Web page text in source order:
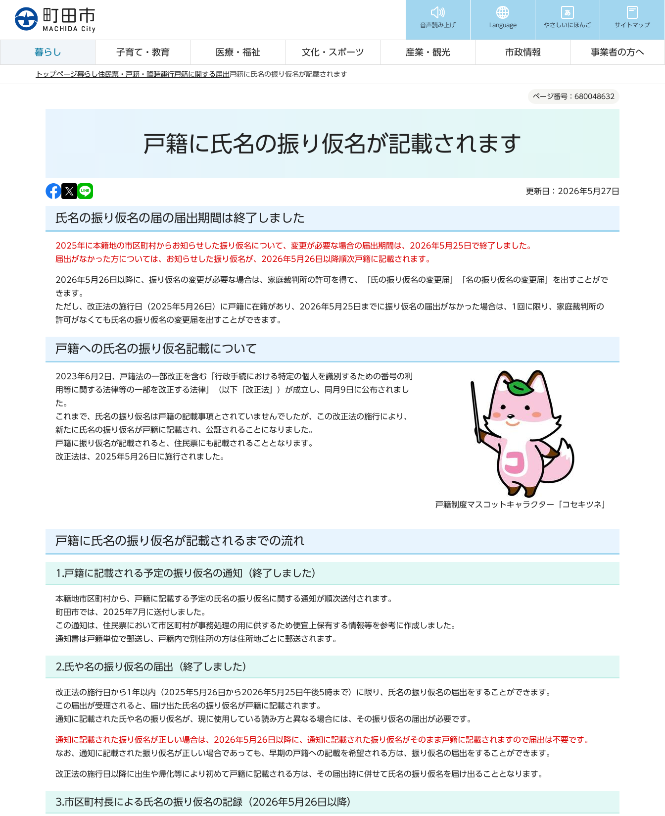
先
音声読み上げ Language やさしいにほんご サイトマップ
暮らし 子育て・教育 医療・福祉 文化・スポーツ 産業・観光 市政情報 事業者の方へ
トップページ暮らし住民票・戸籍・臨時運行戸籍に関する届出戸籍に氏名の振り仮名が記載されます
ページ番号：680048632
戸籍に氏名の振り仮名が記載されます
更新日：2026年5月27日
氏名の振り仮名の届の届出期間は終了しました
2025年に本籍地の市区町村からお知らせした振り仮名について、変更が必要な場合の届出期間は、2026年5月25日で終了しました。
届出がなかった方については、お知らせした振り仮名が、2026年5月26日以降順次戸籍に記載されます。
2026年5月26日以降に、振り仮名の変更が必要な場合は、家庭裁判所の許可を得て、「氏の振り仮名の変更届」「名の振り仮名の変更届」を出すことがで
きます。
ただし、改正法の施行日（2025年5月26日）に戸籍に在籍があり、2026年5月25日までに振り仮名の届出がなかった場合は、1回に限り、家庭裁判所の
許可がなくても氏名の振り仮名の変更届を出すことができます。
戸籍への氏名の振り仮名記載について
戸籍制度マスコットキャラクター「コセキツネ」
2023年6月2日、戸籍法の一部改正を含む「行政手続における特定の個人を識別するための番号の利
用等に関する法律等の一部を改正する法律」（以下「改正法」）が成立し、同月9日に公布されまし
た。
これまで、氏名の振り仮名は戸籍の記載事項とされていませんでしたが、この改正法の施行により、
新たに氏名の振り仮名が戸籍に記載され、公証されることになりました。
戸籍に振り仮名が記載されると、住民票にも記載されることとなります。
改正法は、2025年5月26日に施行されました。
戸籍に氏名の振り仮名が記載されるまでの流れ
1.戸籍に記載される予定の振り仮名の通知（終了しました）
本籍地市区町村から、戸籍に記載する予定の氏名の振り仮名に関する通知が順次送付されます。
町田市では、2025年7月に送付しました。
この通知は、住民票において市区町村が事務処理の用に供するため便宜上保有する情報等を参考に作成しました。
通知書は戸籍単位で郵送し、戸籍内で別住所の方は住所地ごとに郵送されます。
2.氏や名の振り仮名の届出（終了しました）
改正法の施行日から1年以内（2025年5月26日から2026年5月25日午後5時まで）に限り、氏名の振り仮名の届出をすることができます。
この届出が受理されると、届け出た氏名の振り仮名が戸籍に記載されます。
通知に記載された氏や名の振り仮名が、現に使用している読み方と異なる場合には、その振り仮名の届出が必要です。
通知に記載された振り仮名が正しい場合は、2026年5月26日以降に、通知に記載された振り仮名がそのまま戸籍に記載されますので届出は不要です。
なお、通知に記載された振り仮名が正しい場合であっても、早期の戸籍への記載を希望される方は、振り仮名の届出をすることができます。
改正法の施行日以降に出生や帰化等により初めて戸籍に記載される方は、その届出時に併せて氏名の振り仮名を届け出ることとなります。
3.市区町村長による氏名の振り仮名の記録（2026年5月26日以降）